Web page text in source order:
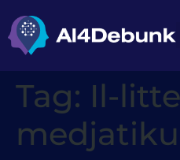
kontenut
Tag: Il-
medjatiku